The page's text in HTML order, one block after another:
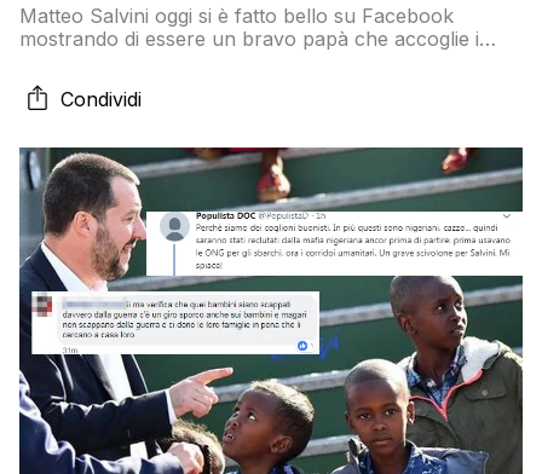
Matteo Salvini oggi si è fatto bello su Facebook
mostrando di essere un bravo papà che accoglie i
ha sbagliato: quei bambini non sono bambini, non
scappano dalla guerra e sono qui per invaderci. Ecco
Condividi